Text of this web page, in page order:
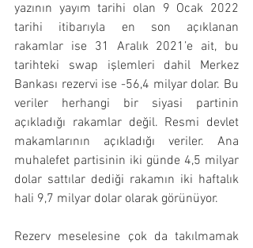
yazının yayım tarihi olan 9 Ocak 2022
tarihi itibarıyla en son açıklanan
rakamlar ise 31 Aralık 2021’e ait, bu
tarihteki swap işlemleri dahil Merkez
Bankası rezervi ise -56,4 milyar dolar. Bu
veriler herhangi bir siyasi partinin
açıkladığı rakamlar değil. Resmi devlet
makamlarının açıkladığı veriler. Ana
muhalefet partisinin iki günde 4,5 milyar
dolar sattılar dediği rakamın iki haftalık
hali 9,7 milyar dolar olarak görünüyor.
Rezerv meselesine çok da takılmamak